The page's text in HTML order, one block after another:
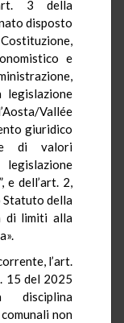
3 della
disposto
e
legislazione
Vallée
giuridico
di valori
e dell’art. 2,
Statuto della
di limiti alla
l’art.
15 del 2025
non